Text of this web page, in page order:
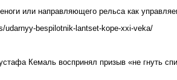
или направляющего рельса как
udarnyy-bespilotnik-lantset-kope-xxi-veka/
Кемаль воспринял призыв «не гнуть